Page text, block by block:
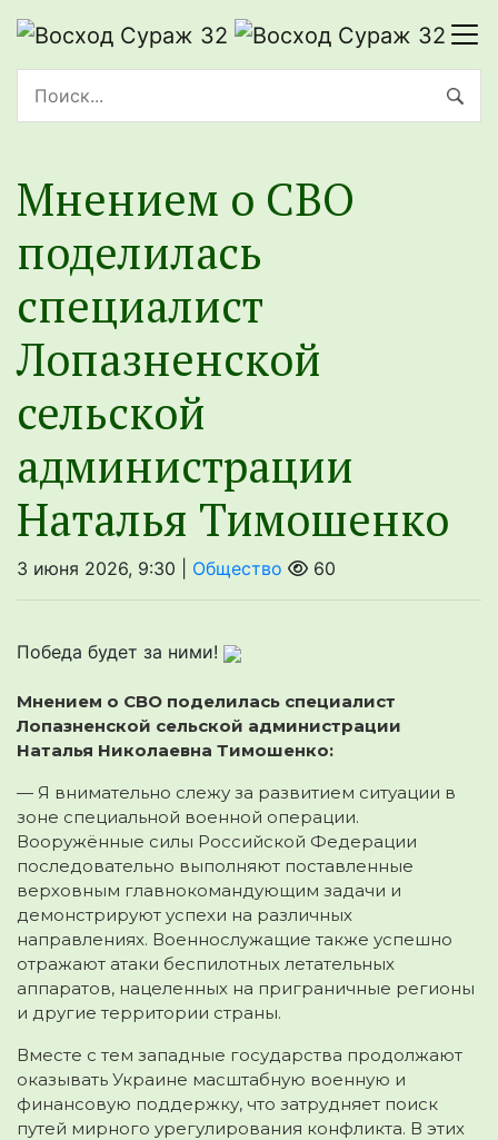
Мнением о СВО
поделилась
специалист
Лопазненской
сельской
администрации
Наталья Тимошенко
3 июня 2026, 9:30 | Общество 60
Победа будет за ними!
Мнением о СВО поделилась специалист
Лопазненской сельской администрации
Наталья Николаевна Тимошенко:
— Я внимательно слежу за развитием ситуации в
зоне специальной военной операции.
Вооружённые силы Российской Федерации
последовательно выполняют поставленные
верховным главнокомандующим задачи и
демонстрируют успехи на различных
направлениях. Военнослужащие также успешно
отражают атаки беспилотных летательных
аппаратов, нацеленных на приграничные регионы
и другие территории страны.
Вместе с тем западные государства продолжают
оказывать Украине масштабную военную и
финансовую поддержку, что затрудняет поиск
путей мирного урегулирования конфликта. В этих